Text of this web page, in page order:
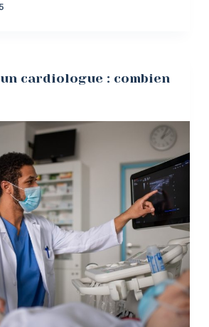
cardiologue : combien